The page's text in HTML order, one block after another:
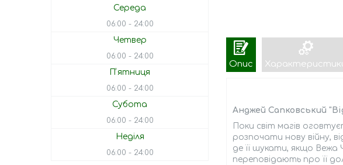
Опис
Анджей Сапковський
Поки світ магів
розпочати нову війну,
де її шукати, якщо Вежа
переповідають про її
Середа
06:00 24:00
Четвер
06:00 24:00
Пʼятниця
06:00 24:00
Субота
06:00 24:00
Неділя
06:00 24:00